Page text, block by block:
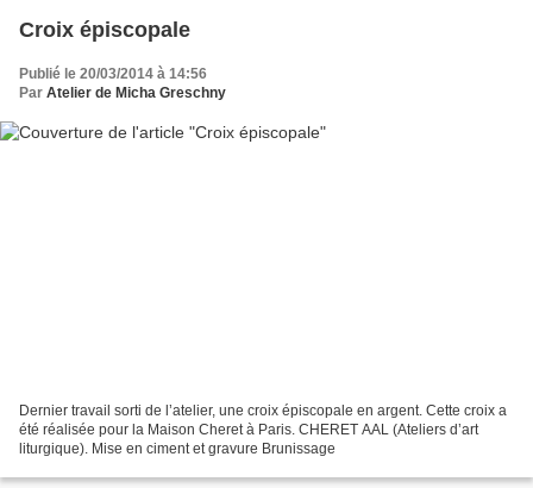
Croix épiscopale
Publié le 20/03/2014 à 14:56
Par Atelier de Micha Greschny
Dernier travail sorti de l’atelier, une croix épiscopale en argent. Cette croix a
été réalisée pour la Maison Cheret à Paris. CHERET AAL (Ateliers d’art
liturgique). Mise en ciment et gravure Brunissage